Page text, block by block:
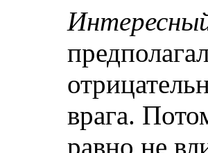
врага.
равно не